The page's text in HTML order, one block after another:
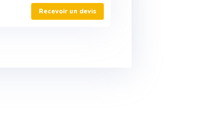
Recevoir un devis